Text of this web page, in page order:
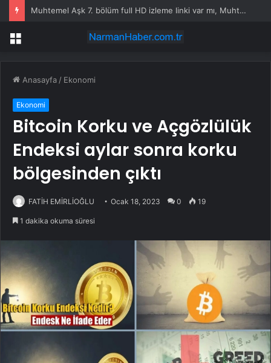
Muhtemel Aşk 7. bölüm full HD izleme linki var mı, Muhtemel Aşk SON BÖLÜM full HD nereden izlenir?
Menü
Anasayfa / Ekonomi
Ekonomi
Bitcoin Korku ve Açgözlülük
Endeksi aylar sonra korku
bölgesinden çıktı
FATİH EMİRLİOĞLU Ocak 18, 2023 0 19
1 dakika okuma süresi